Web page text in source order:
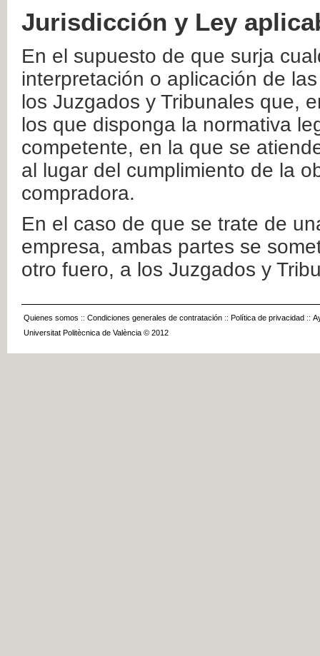
Jurisdicción y Ley
En el supuesto de que surja
interpretación o aplicación de
los Juzgados y Tribunales que,
los que disponga la normativa
competente, en la que se
al lugar del cumplimiento de la
compradora.
En el caso de que se trate de
empresa, ambas partes se
otro fuero, a los Juzgados y
Quienes somos :: Condiciones generales de contratación :: Política de privacidad ::
Universitat Politècnica de València © 2012